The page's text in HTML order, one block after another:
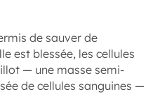
de sauver de
est blessée, les cellules
— une masse semi-
de cellules sanguines —